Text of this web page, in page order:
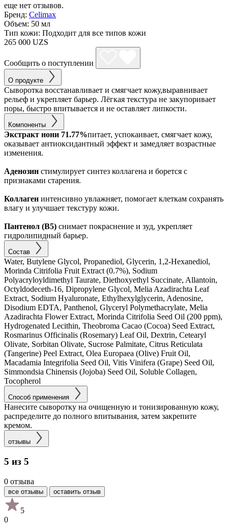
еще нет отзывов.
Бренд: Celimax
Объем: 50 мл
Тип кожи: Подходит для все типов кожи
265 000 UZS
Сообщить о поступлении
О продукте
Сыворотка восстанавливает и смягчает кожу,выравнивает
рельеф и укрепляет барьер. Лёгкая текстура не закупоривает
поры, быстро впитывается и не оставляет липкости.
Компоненты
Экстракт нони 71.77%питает, успокаивает, смягчает кожу,
оказывает антиоксидантный эффект и замедляет возрастные
изменения.
Аденозин стимулирует синтез коллагена и борется с
признаками старения.
Коллаген интенсивно увлажняет, помогает клеткам сохранять
влагу и улучшает текстуру кожи.
Пантенол (B5) снимает покраснение и зуд, укрепляет
гидролипидный барьер.
Состав
Water, Butylene Glycol, Propanediol, Glycerin, 1,2-Hexanediol,
Morinda Citrifolia Fruit Extract (0.7%), Sodium
Polyacryloyldimethyl Taurate, Diethoxyethyl Succinate, Allantoin,
Octyldodeceth-16, Dipropylene Glycol, Melia Azadirachta Leaf
Extract, Sodium Hyaluronate, Ethylhexylglycerin, Adenosine,
Disodium EDTA, Panthenol, Glyceryl Polymethacrylate, Melia
Azadirachta Flower Extract, Morinda Citrifolia Seed Oil (200 ppm),
Hydrogenated Lecithin, Theobroma Cacao (Cocoa) Seed Extract,
Rosmarinus Officinalis (Rosemary) Leaf Oil, Dextrin, Cetearyl
Olivate, Sorbitan Olivate, Sucrose Palmitate, Citrus Reticulata
(Tangerine) Peel Extract, Olea Europaea (Olive) Fruit Oil,
Macadamia Integrifolia Seed Oil, Vitis Vinifera (Grape) Seed Oil,
Simmondsia Chinensis (Jojoba) Seed Oil, Soluble Collagen,
Tocopherol
Способ применения
Нанесите сыворотку на очищенную и тонизированную кожу,
распределите до полного впитывания, затем закрепите
кремом.
отзывы
5 из 5
0 отзыва
все отзывы оставить отзыв
5
0